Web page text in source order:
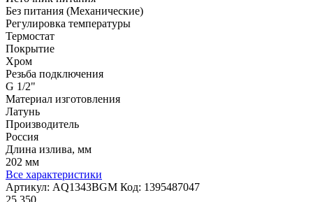
Без питания (Механические)
Регулировка температуры
Термостат
Покрытие
Хром
Резьба подключения
G 1/2"
Материал изготовления
Латунь
Производитель
Россия
Длина излива, мм
202 мм
Все характеристики
Артикул: AQ1343BGM Код: 1395487047
25 350